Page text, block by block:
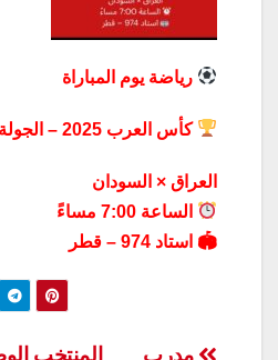
رياضة يوم المباراة
كأس العرب 2025 – الجولة الثانية
العراق × السودان
الساعة 7:00 مساءً
🏟 استاد 974 – قطر
المنتخب
مدرب